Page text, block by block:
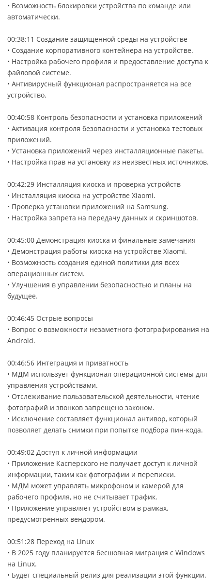
• Возможность блокировки устройства по команде или
автоматически.
00:38:11 Создание защищенной среды на устройстве
• Создание корпоративного контейнера на устройстве.
• Настройка рабочего профиля и предоставление доступа к
файловой системе.
• Антивирусный функционал распространяется на все
устройство.
00:40:58 Контроль безопасности и установка приложений
• Активация контроля безопасности и установка тестовых
приложений.
• Установка приложений через инсталляционные пакеты.
• Настройка прав на установку из неизвестных источников.
00:42:29 Инсталляция киоска и проверка устройств
• Инсталляция киоска на устройстве Xiaomi.
• Проверка установки приложений на Samsung.
• Настройка запрета на передачу данных и скриншотов.
00:45:00 Демонстрация киоска и финальные замечания
• Демонстрация работы киоска на устройстве Xiaomi.
• Возможность создания единой политики для всех
операционных систем.
• Улучшения в управлении безопасностью и планы на
будущее.
00:46:45 Острые вопросы
• Вопрос о возможности незаметного фотографирования на
Android.
00:46:56 Интеграция и приватность
• МДМ использует функционал операционной системы для
управления устройствами.
• Отслеживание пользовательской деятельности, чтение
фотографий и звонков запрещено законом.
• Исключение составляет функционал антивор, который
позволяет делать снимки при попытке подбора пин-кода.
00:49:02 Доступ к личной информации
• Приложение Касперского не получает доступ к личной
информации, таким как фотографии и переписки.
• МДМ может управлять микрофоном и камерой для
рабочего профиля, но не считывает трафик.
• Приложение управляет устройством в рамках,
предусмотренных вендором.
00:51:28 Переход на Linux
• В 2025 году планируется бесшовная миграция с Windows
на Linux.
• Будет специальный релиз для реализации этой функции.